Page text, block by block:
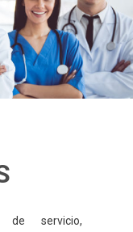
de servicio,